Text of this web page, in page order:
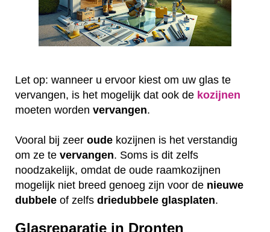
Let op: wanneer u ervoor kiest om uw glas te
vervangen, is het mogelijk dat ook de kozijnen
moeten worden vervangen.
Vooral bij zeer oude kozijnen is het verstandig
om ze te vervangen. Soms is dit zelfs
noodzakelijk, omdat de oude raamkozijnen
mogelijk niet breed genoeg zijn voor de nieuwe
dubbele of zelfs driedubbele glasplaten.
Glasreparatie in Dronten